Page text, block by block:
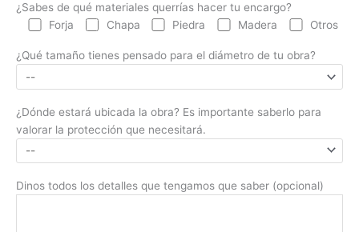
¿Sabes de qué materiales querrías hacer tu encargo?
Forja
Chapa Piedra Madera Otros
¿Qué tamaño tienes pensado para el diámetro de tu obra?
¿Dónde estará ubicada la obra? Es importante saberlo para
valorar la protección que necesitará.
Dinos todos los detalles que tengamos que saber (opcional)